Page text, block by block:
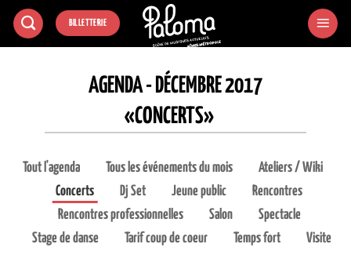
Passer
BILLETTERIE
AGENDA - DÉCEMBRE 2017
«CONCERTS»
Tout l'agenda Tous les événements du mois
Ateliers / Wiki
Concerts
Dj Set Jeune public
Rencontres
Rencontres professionnelles
Salon
Spectacle
Stage de danse
Tarif coup de coeur Temps fort Visite